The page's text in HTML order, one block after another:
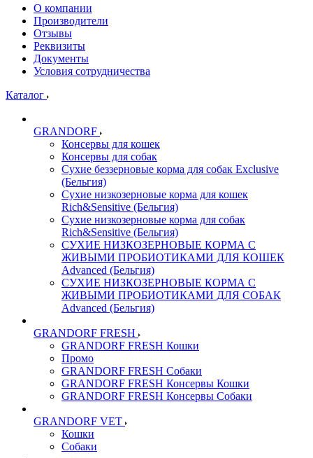
О компании
Производители
Отзывы
Реквизиты
Документы
Условия сотрудничества
Каталог
GRANDORF
Консервы для кошек
Консервы для собак
Сухие беззерновые корма для собак Exclusive
(Бельгия)
Сухие низкозерновые корма для кошек
Rich&Sensitive (Бельгия)
Сухие низкозерновые корма для собак
Rich&Sensitive (Бельгия)
СУХИЕ НИЗКОЗЕРНОВЫЕ КОРМА С
ЖИВЫМИ ПРОБИОТИКАМИ ДЛЯ КОШЕК
Advanced (Бельгия)
СУХИЕ НИЗКОЗЕРНОВЫЕ КОРМА С
ЖИВЫМИ ПРОБИОТИКАМИ ДЛЯ СОБАК
Advanced (Бельгия)
GRANDORF FRESH
GRANDORF FRESH Кошки
Промо
GRANDORF FRESH Собаки
GRANDORF FRESH Консервы Кошки
GRANDORF FRESH Консервы Собаки
GRANDORF VET
Кошки
Собаки